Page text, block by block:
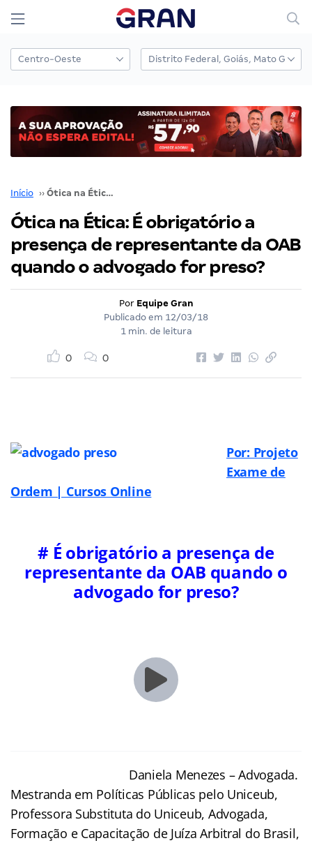
Início ›› Ótica na Ética: É obrigatório a presença de representante da OAB quando o advogado for preso?
Ótica na Ética: É obrigatório a
presença de representante da OAB
quando o advogado for preso?
Por Equipe Gran
Publicado em 12/03/18
1 min. de leitura
0 0
Por: Projeto
Exame de
Ordem | Cursos Online
# É obrigatório a presença de
representante da OAB quando o
advogado for preso?
Daniela Menezes – Advogada.
Mestranda em Políticas Públicas pelo Uniceub,
Professora Substituta do Uniceub, Advogada,
Formação e Capacitação de Juíza Arbitral do Brasil,